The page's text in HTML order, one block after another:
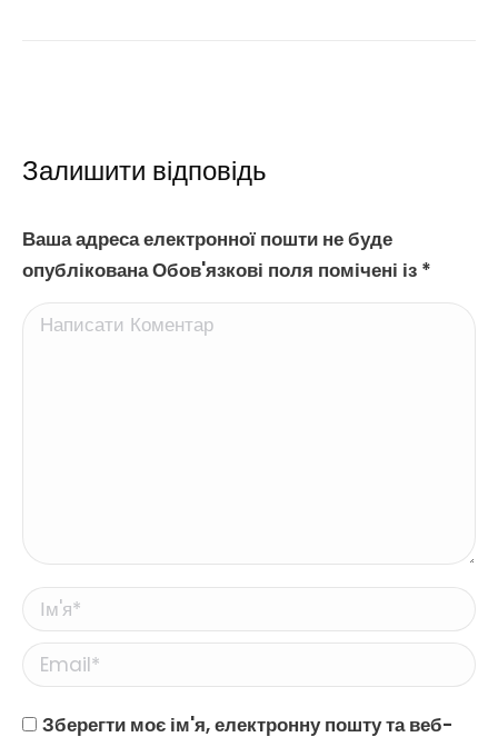
Залишити відповідь
Ваша адреса електронної пошти не буде
опублікована Обов'язкові поля помічені із *
Написати Коментар
Ім'я *
Email *
Website
Зберегти моє ім'я, електронну пошту та веб-